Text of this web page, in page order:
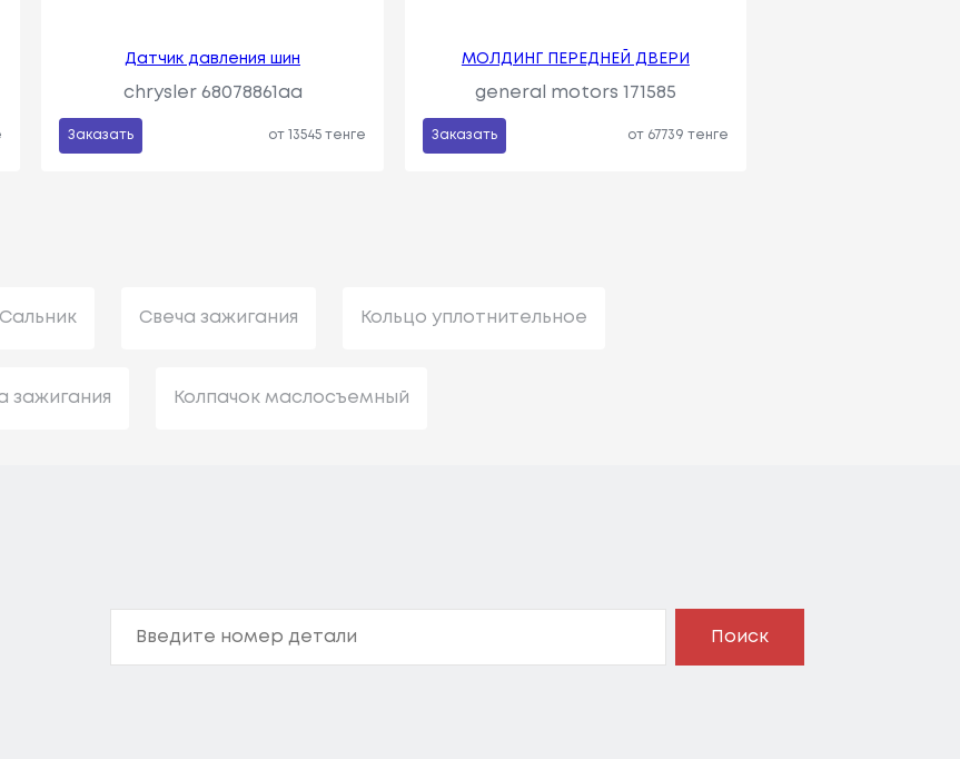
Датчик давления шин
chrysler 68078861aa
Заказать от 13545 тенге
МОЛДИНГ ПЕРЕДНЕЙ ДВЕРИ
general motors 171585
Заказать от 67739 тенге
Сальник Свеча зажигания Кольцо уплотнительное
зажигания Колпачок маслосъемный
Поиск